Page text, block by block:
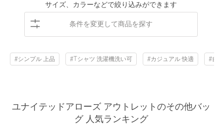
サイズ、カラーなどで絞り込みができます
条件を変更して商品を探す
#シンプル 上品 #Tシャツ 洗濯機洗い可 #カジュアル 快適 #自
ユナイテッドアローズ アウトレットのその他バッ
グ 人気ランキング